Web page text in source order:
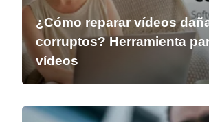
¿Cómo reparar vídeos
corruptos? Herramienta
vídeos